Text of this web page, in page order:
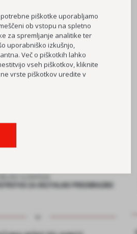
STAROST
ČUTIM – ŽIVIM
PRIJAZNA TOČKA
SREDIŠČE PRI OŠ HORJUL
piškotke uporabljamo
ob vstopu na spletno
za spremljanje analitike ter
uporabniško izkušnjo,
Več o piškotkih lahko
vseh piškotkov, kliknite
vrste piškotkov uredite v